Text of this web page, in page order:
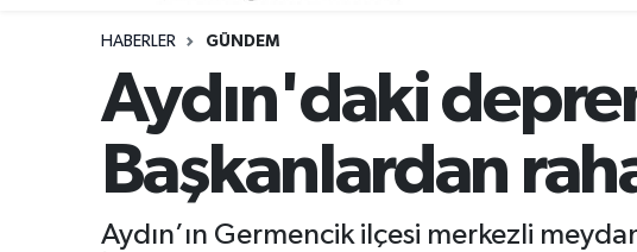
HABERLER GÜNDEM
Aydın'daki
Başkanlardan
Aydın’ın Germencik ilçesi merkezli
Siyaset
Ekonomi
Aydın Hava Durumu
Aydin Namaz Vakitleri
Aydın Trafik Yoğunluk Haritası